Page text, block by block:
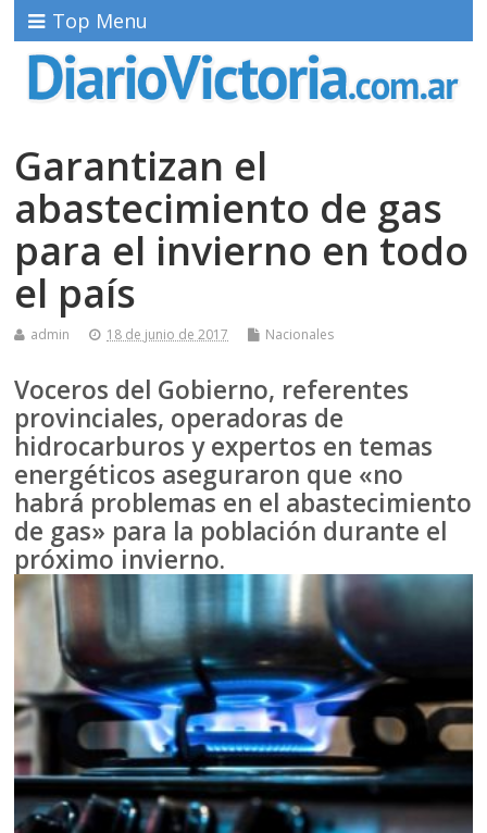
Top Menu
Garantizan el
abastecimiento de gas
para el invierno en todo
el país
admin 18 de junio de 2017 Nacionales
Voceros del Gobierno, referentes
provinciales, operadoras de
hidrocarburos y expertos en temas
energéticos aseguraron que «no
habrá problemas en el abastecimiento
de gas» para la población durante el
próximo invierno.